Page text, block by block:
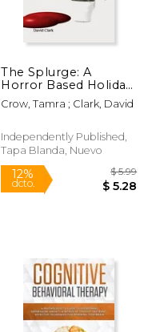
The Splurge: A
Horror Based Holiday
Parody (en Inglés)
Crow, Tamra ; Clark, David
Independently Published,
Tapa Blanda, Nuevo